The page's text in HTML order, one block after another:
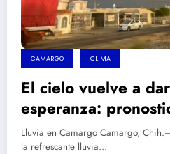
CAMARGO CLIMA
El cielo vuelve a
esperanza:
lluvias para la
Lluvia en Camargo Camargo,
la refrescante lluvia…